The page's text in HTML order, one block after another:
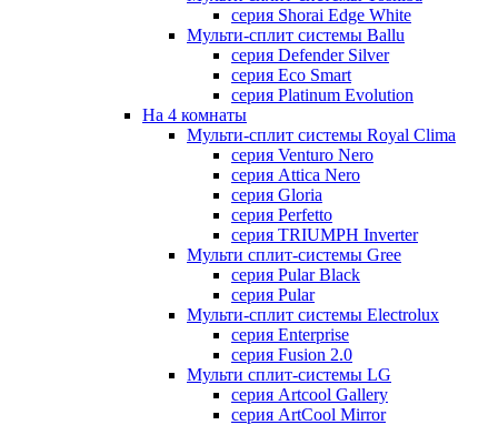
серия Shorai Edge White
Мульти-сплит системы Ballu
серия Defender Silver
серия Eco Smart
серия Platinum Evolution
На 4 комнаты
Мульти-сплит системы Royal Clima
серия Venturo Nero
серия Attica Nero
серия Gloria
серия Perfetto
серия TRIUMPH Inverter
Мульти сплит-системы Gree
серия Pular Black
серия Pular
Мульти-сплит системы Electrolux
серия Enterprise
серия Fusion 2.0
Мульти сплит-системы LG
серия Artcool Gallery
серия ArtCool Mirror